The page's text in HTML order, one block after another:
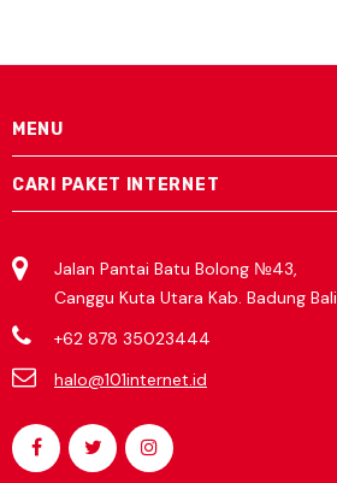
MENU
CARI PAKET INTERNET
Jalan Pantai Batu Bolong №43,
Canggu Kuta Utara Kab. Badung Bali
+62 878 35023444
halo@101internet.id